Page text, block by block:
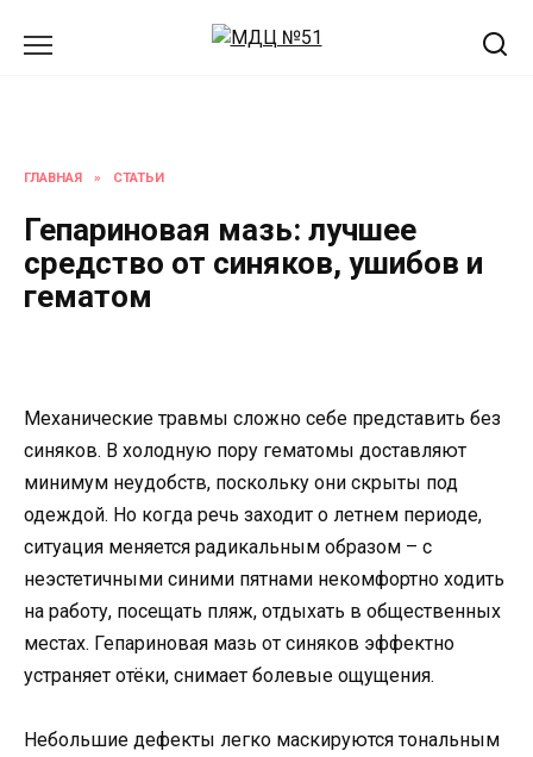
ГЛАВНАЯ » СТАТЬИ
Гепариновая мазь: лучшее
средство от синяков, ушибов и
гематом
Механические травмы сложно себе представить без
синяков. В холодную пору гематомы доставляют
минимум неудобств, поскольку они скрыты под
одеждой. Но когда речь заходит о летнем периоде,
ситуация меняется радикальным образом – с
неэстетичными синими пятнами некомфортно ходить
на работу, посещать пляж, отдыхать в общественных
местах. Гепариновая мазь от синяков эффектно
устраняет отёки, снимает болевые ощущения.
Небольшие дефекты легко маскируются тональным